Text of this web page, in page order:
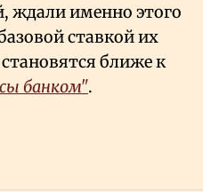
ждали именно этого
ставкой их
ближе к
банком".